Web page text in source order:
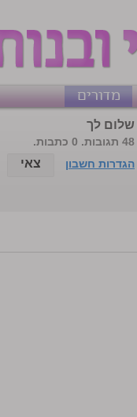
מדורים
שלום לך
48 תגובות. 0 כתבות.
הגדרות חשבון
צאי